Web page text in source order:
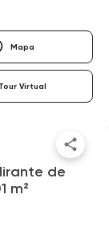
Mapa
Tour Virtual
de
m²